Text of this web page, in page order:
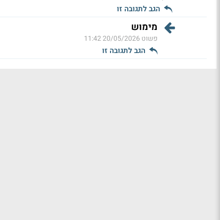
הגב לתגובה זו
מימוש
פשוט 20/05/2026 11:42
הגב לתגובה זו